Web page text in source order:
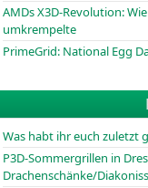
AMDs X3D-Revolution:
umkrempelte
PrimeGrid: National Egg
Was habt ihr euch zuletzt
P3D-Sommergrillen in
Drachenschänke/